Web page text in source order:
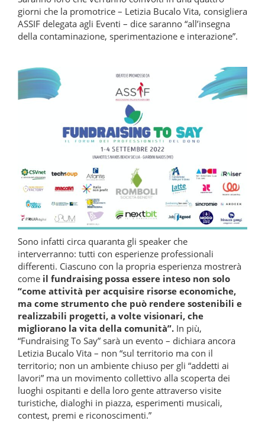
giorni che la promotrice – Letizia Bucalo Vita, consigliera
ASSIF delegata agli Eventi – dice saranno “all’insegna
della contaminazione, sperimentazione e interazione”.
Sono infatti circa quaranta gli speaker che
interverranno: tutti con esperienze professionali
differenti. Ciascuno con la propria esperienza mostrerà
come il fundraising possa essere inteso non solo
“come attività per acquisire risorse economiche,
ma come strumento che può rendere sostenibili e
realizzabili progetti, a volte visionari, che
migliorano la vita della comunità”. In più,
“Fundraising To Say” sarà un evento – dichiara ancora
Letizia Bucalo Vita – non “sul territorio ma con il
territorio; non un ambiente chiuso per gli “addetti ai
lavori” ma un movimento collettivo alla scoperta dei
luoghi ospitanti e della loro gente attraverso visite
turistiche, dialoghi in piazza, esperimenti musicali,
contest, premi e riconoscimenti.”